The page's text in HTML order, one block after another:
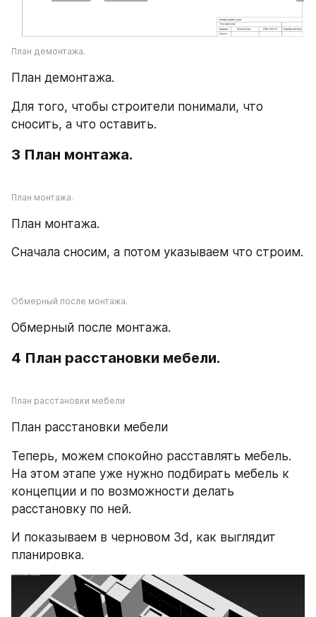
План демонтажа.
План демонтажа.
Для того, чтобы строители понимали, что
сносить, а что оставить.
3 План монтажа.
План монтажа.
План монтажа.
Сначала сносим, а потом указываем что строим.
Обмерный после монтажа.
Обмерный после монтажа.
4 План расстановки мебели.
План расстановки мебели
План расстановки мебели
Теперь, можем спокойно расставлять мебель.
На этом этапе уже нужно подбирать мебель к
концепции и по возможности делать
расстановку по ней.
И показываем в черновом 3d, как выглядит
планировка.